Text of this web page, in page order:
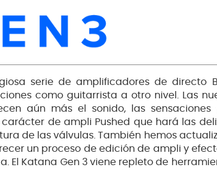
serie de amplificadores de directo
como guitarrista a otro nivel. Las
aún más el sonido, las sensaciones
de ampli Pushed que hará las
de las válvulas. También hemos
un proceso de edición de ampli y
El Katana Gen 3 viene repleto de